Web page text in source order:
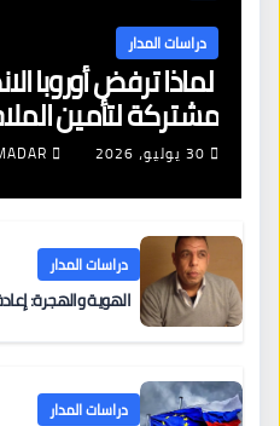
دراسات المدار
لماذا ترفض أوروبا
مشتركة لتأمين
30 يوليو، 2026
دراسات المدار
الهوية والهجرة:
دراسات المدار